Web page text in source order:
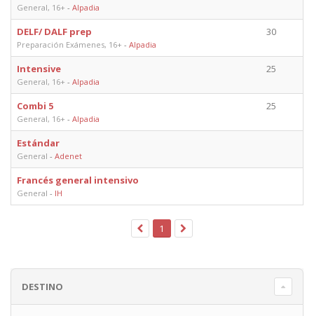
General, 16+ - Alpadia
DELF/ DALF prep
Preparación Exámenes, 16+ - Alpadia
30
Intensive
General, 16+ - Alpadia
25
Combi 5
General, 16+ - Alpadia
25
Estándar
General - Adenet
Francés general intensivo
General - IH
1
DESTINO